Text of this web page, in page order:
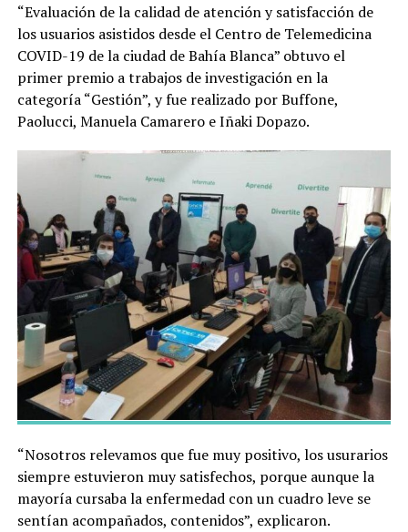
“Evaluación de la calidad de atención y satisfacción de
los usuarios asistidos desde el Centro de Telemedicina
COVID-19 de la ciudad de Bahía Blanca” obtuvo el
primer premio a trabajos de investigación en la
categoría “Gestión”, y fue realizado por Buffone,
Paolucci, Manuela Camarero e Iñaki Dopazo.
“Nosotros relevamos que fue muy positivo, los usurarios
siempre estuvieron muy satisfechos, porque aunque la
mayoría cursaba la enfermedad con un cuadro leve se
sentían acompañados, contenidos”, explicaron.